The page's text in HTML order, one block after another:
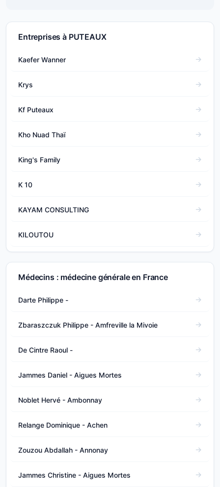
Entreprises à PUTEAUX
Kaefer Wanner
Krys
Kf Puteaux
Kho Nuad Thaï
King's Family
K 10
KAYAM CONSULTING
KILOUTOU
Médecins : médecine générale en France
Darte Philippe -
Zbaraszczuk Philippe - Amfreville la Mivoie
De Cintre Raoul -
Jammes Daniel - Aigues Mortes
Noblet Hervé - Ambonnay
Relange Dominique - Achen
Zouzou Abdallah - Annonay
Jammes Christine - Aigues Mortes